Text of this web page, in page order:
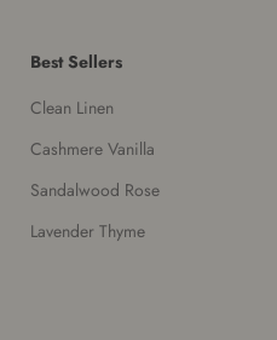
Best Sellers
Clean Linen
Cashmere Vanilla
Sandalwood Rose
Lavender Thyme